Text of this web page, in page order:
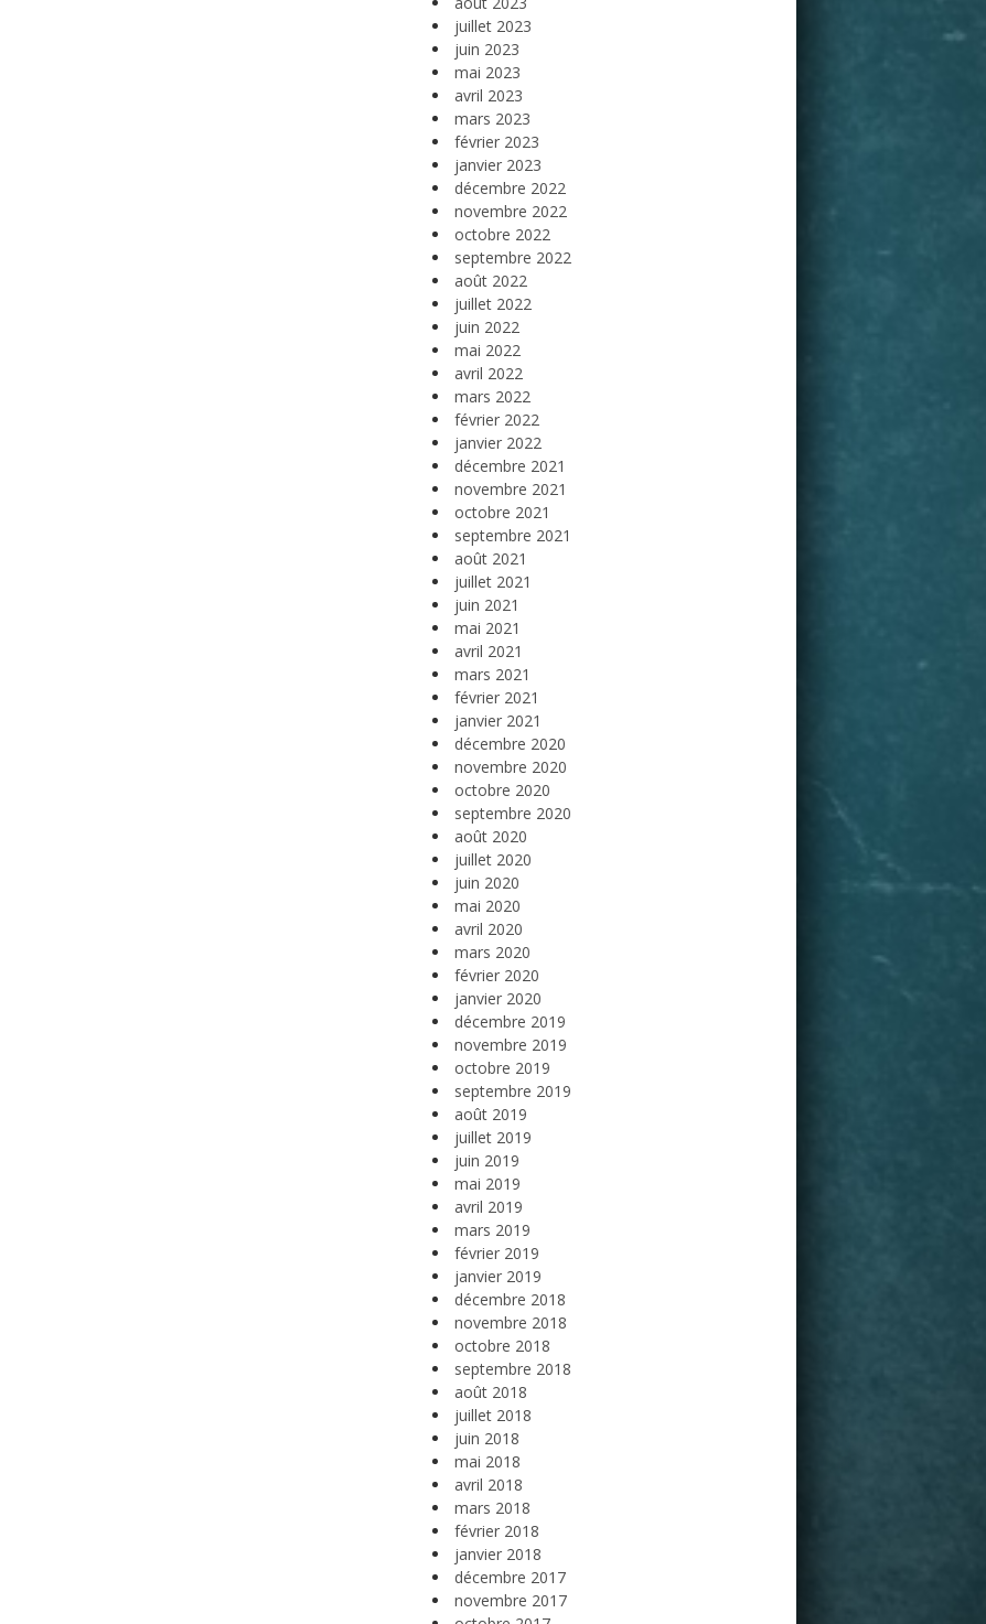
juillet 2023
juin 2023
mai 2023
avril 2023
mars 2023
février 2023
janvier 2023
décembre 2022
novembre 2022
octobre 2022
septembre 2022
août 2022
juillet 2022
juin 2022
mai 2022
avril 2022
mars 2022
février 2022
janvier 2022
décembre 2021
novembre 2021
octobre 2021
septembre 2021
août 2021
juillet 2021
juin 2021
mai 2021
avril 2021
mars 2021
février 2021
janvier 2021
décembre 2020
novembre 2020
octobre 2020
septembre 2020
août 2020
juillet 2020
juin 2020
mai 2020
avril 2020
mars 2020
février 2020
janvier 2020
décembre 2019
novembre 2019
octobre 2019
septembre 2019
août 2019
juillet 2019
juin 2019
mai 2019
avril 2019
mars 2019
février 2019
janvier 2019
décembre 2018
novembre 2018
octobre 2018
septembre 2018
août 2018
juillet 2018
juin 2018
mai 2018
avril 2018
mars 2018
février 2018
janvier 2018
décembre 2017
novembre 2017